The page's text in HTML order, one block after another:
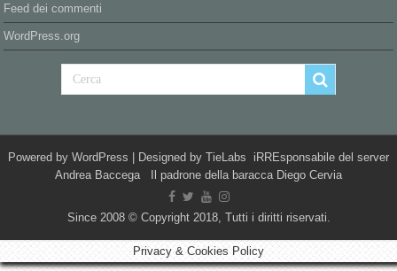
Feed dei commenti
WordPress.org
Powered by WordPress | Designed by TieLabs iRREsponsabile del server
Andrea Baccega Il padrone della baracca Diego Cervia
Since 2008 © Copyright 2018, Tutti i diritti riservati.
Privacy & Cookies Policy